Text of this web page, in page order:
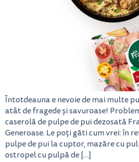
Întotdeauna e nevoie de mai multe
atât de fragede și savuroase!
caserolă de pulpe de pui dezosată
Generoase. Le poți găti cum vrei: în
pulpe de pui la cuptor, mazăre cu
ostropel cu pulpă de […]